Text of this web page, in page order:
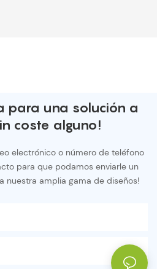
para una solución a
coste alguno!
electrónico o número de teléfono
para que podamos enviarle un
nuestra amplia gama de diseños!